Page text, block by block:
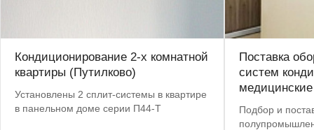
Кондиционирование 2-х комнатной
квартиры (Путилково)
Установлены 2 сплит-системы в квартире
в панельном доме серии П44-Т
Поставка
систем
Подбор и